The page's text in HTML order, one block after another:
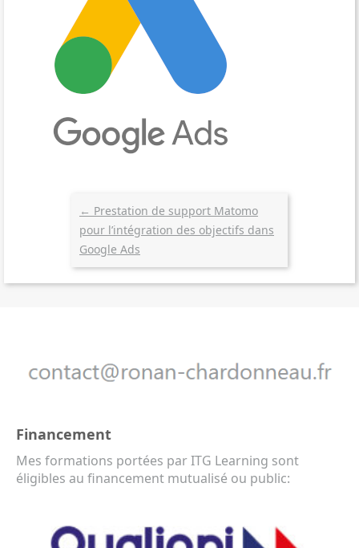
← Prestation de support Matomo
pour l’intégration des objectifs dans
Google Ads
Financement
Mes formations portées par ITG Learning sont
éligibles au financement mutualisé ou public: